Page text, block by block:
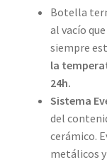
Botella
al vacío
siempre
la
24h.
Sistema
del
cerámico.
metálicos